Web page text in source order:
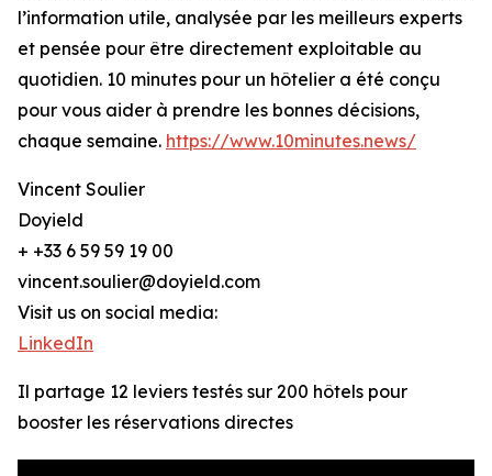
l’information utile, analysée par les meilleurs experts
et pensée pour être directement exploitable au
quotidien. 10 minutes pour un hôtelier a été conçu
pour vous aider à prendre les bonnes décisions,
chaque semaine. https://www.10minutes.news/
Vincent Soulier
Doyield
+ +33 6 59 59 19 00
vincent.soulier@doyield.com
Visit us on social media:
LinkedIn
Il partage 12 leviers testés sur 200 hôtels pour
booster les réservations directes